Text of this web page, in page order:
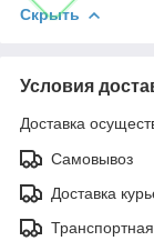
Скрыть
Условия
Доставка
Самовывоз
Доставка